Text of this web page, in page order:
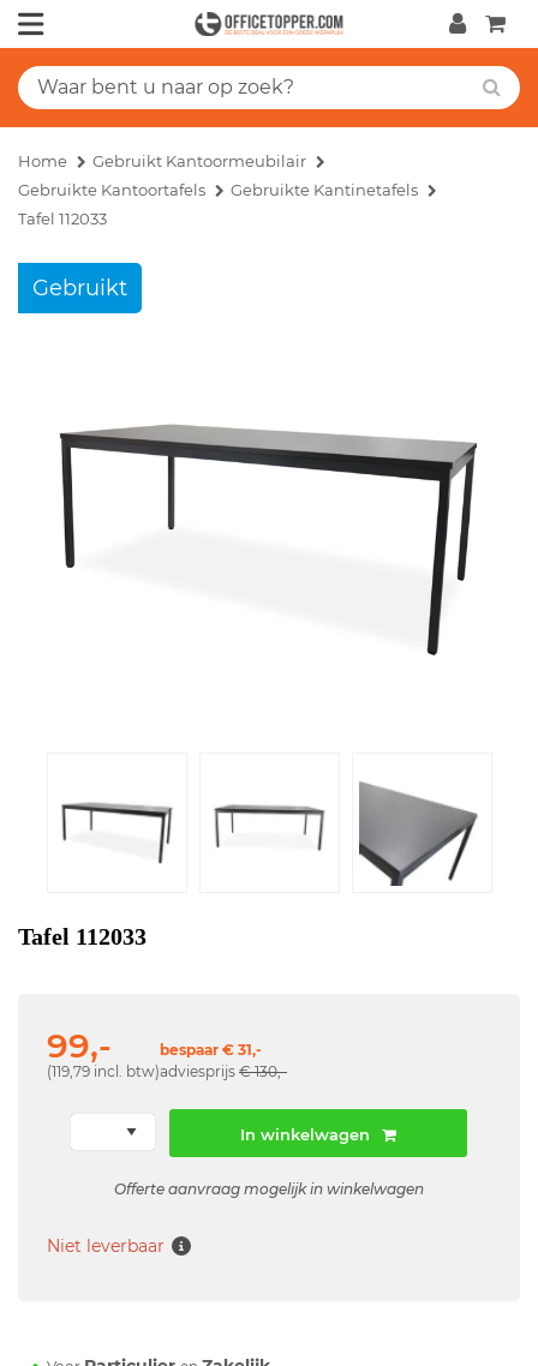
Home
Gebruikt Kantoormeubilair
Gebruikte Kantoortafels
Gebruikte Kantinetafels
Tafel 112033
Gebruikt
Tafel 112033
99,-
(119,79 incl. btw)
bespaar € 31,-
adviesprijs € 130,-
In winkelwagen
Offerte aanvraag mogelijk in winkelwagen
Niet leverbaar